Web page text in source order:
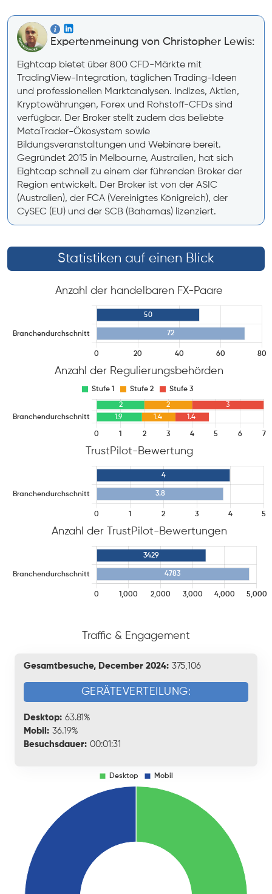
Expertenmeinung von Christopher Lewis:
Eightcap bietet über 800 CFD-Märkte mit
TradingView-Integration, täglichen Trading-Ideen
und professionellen Marktanalysen. Indizes, Aktien,
Kryptowährungen, Forex und Rohstoff-CFDs sind
verfügbar. Der Broker stellt zudem das beliebte
MetaTrader-Ökosystem sowie
Bildungsveranstaltungen und Webinare bereit.
Gegründet 2015 in Melbourne, Australien, hat sich
Eightcap schnell zu einem der führenden Broker der
Region entwickelt. Der Broker ist von der ASIC
(Australien), der FCA (Vereinigtes Königreich), der
CySEC (EU) und der SCB (Bahamas) lizenziert.
Statistiken auf einen Blick
Anzahl der handelbaren FX-Paare
Anzahl der Regulierungsbehörden
TrustPilot-Bewertung
Anzahl der TrustPilot-Bewertungen
Traffic & Engagement
Gesamtbesuche, December 2024: 375,106
GERÄTEVERTEILUNG:
Desktop: 63.81%
Mobil: 36.19%
Besuchsdauer: 00:01:31